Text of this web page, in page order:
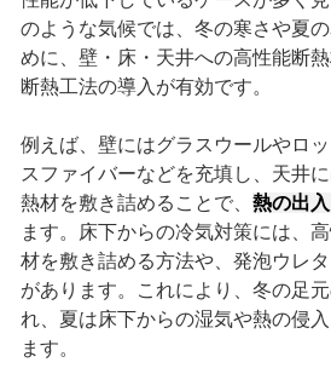
のような気候では、冬の寒さや夏
めに、壁・床・天井への高性能断
断熱工法の導入が有効です。
例えば、壁にはグラスウールやロ
スファイバーなどを充填し、天井
熱材を敷き詰めることで、 熱の出
ます。床下からの冷気対策には、
材を敷き詰める方法や、発泡ウレ
があります。これにより、冬の足
れ、夏は床下からの湿気や熱の侵
ます。